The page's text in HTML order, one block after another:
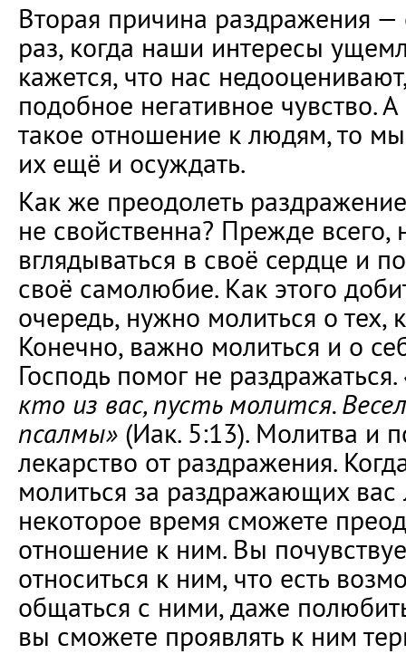
Вторая причина раздражения
раз, когда наши интересы
кажется, что нас
подобное негативное чувство.
такое отношение к людям, то
их ещё и осуждать.
Как же преодолеть
не свойственна? Прежде
вглядываться в своё сердце и
своё самолюбие. Как этого
очередь, нужно молиться о тех,
Конечно, важно молиться и о
Господь помог не раздражаться.
кто из вас, пусть молится.
псалмы» (Иак. 5:13). Молитва и
лекарство от раздражения.
молиться за раздражающих вас
некоторое время сможете
отношение к ним. Вы
относиться к ним, что есть
общаться с ними, даже
вы сможете проявлять к ним